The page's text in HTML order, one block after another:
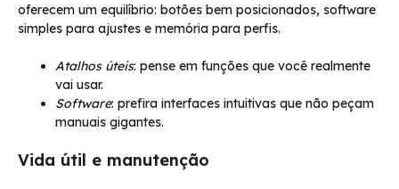
oferecem um equilíbrio: botões bem posicionados, software
simples para ajustes e memória para perfis.
Atalhos úteis: pense em funções que você realmente
vai usar.
Software: prefira interfaces intuitivas que não peçam
manuais gigantes.
Vida útil e manutenção